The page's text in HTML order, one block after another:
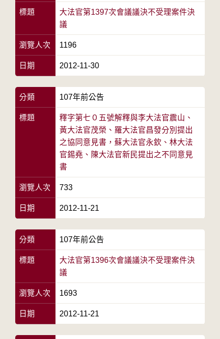
標題
大法官第1397次會議議決不受理案件決
議
瀏覽人次 1196
日期 2012-11-30
分類 107年前公告
標題
釋字第七０五號解釋與李大法官震山、
黃大法官茂榮、羅大法官昌發分別提出
之協同意見書，蘇大法官永欽、林大法
官錫堯、陳大法官新民提出之不同意見
書
瀏覽人次 733
日期 2012-11-21
分類 107年前公告
標題
大法官第1396次會議議決不受理案件決
議
瀏覽人次 1693
日期 2012-11-21